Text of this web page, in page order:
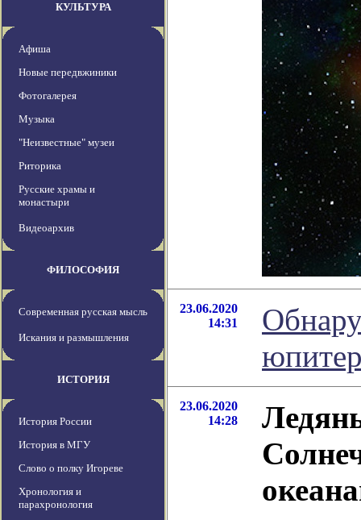
КУЛЬТУРА
Афиша
Новые передвжиники
Фотогалерея
Музыка
"Неизвестные" музеи
Риторика
Русские храмы и
монастыри
Видеоархив
ФИЛОСОФИЯ
Современная русская мысль
Искания и размышления
ИСТОРИЯ
История России
История в МГУ
Слово о полку Игореве
Хронология и
парахронология
23.06.2020
14:31
23.06.2020
14:28